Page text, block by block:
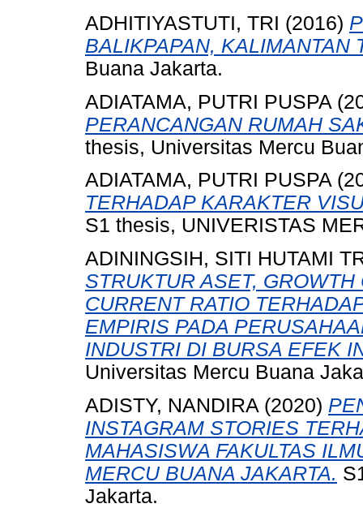
ADHITIYASTUTI, TRI (2016)
BALIKPAPAN, KALIMANTAN
Buana Jakarta.
ADIATAMA, PUTRI PUSPA
PERANCANGAN RUMAH
thesis, Universitas Mercu
ADIATAMA, PUTRI PUSPA
TERHADAP KARAKTER
S1 thesis, UNIVERISTAS
ADININGSIH, SITI HUTAMI
STRUKTUR ASET,
CURRENT RATIO
EMPIRIS PADA
INDUSTRI DI BURSA EFEK
Universitas Mercu Buana
ADISTY, NANDIRA (2020)
INSTAGRAM STORIES
MAHASISWA FAKULTAS
MERCU BUANA JAKARTA.
Jakarta.